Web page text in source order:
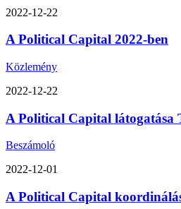
2022-12-22
A Political Capital 2022-ben
Közlemény
2022-12-22
A Political Capital látogatása
Beszámoló
2022-12-01
A Political Capital